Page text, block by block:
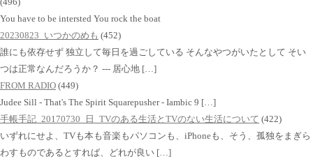
You have to be intersted You rock the boat
20230823_いつかのめも (452)
誰にも依存せず 独立して毎日を過ごしている そんなやつがいたとして そい
つは正常なんだろうか？ --- 居心地 […]
FROM RADIO (449)
Judee Sill - That's The Spirit Squarepusher - Iambic 9 […]
手帳手記_20170730_日_TVのある生活とTVのない生活について (422)
いずれにせよ、TVも本も音楽もパソコンも、iPhoneも、そう、孤独をまぎら
わすものであるとすれば、どれが良い […]